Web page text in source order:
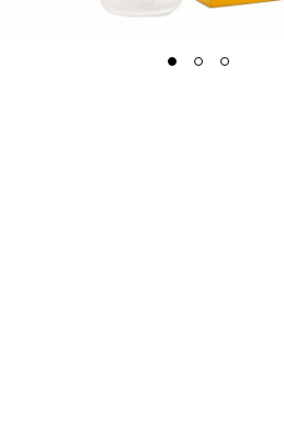
1 2 3